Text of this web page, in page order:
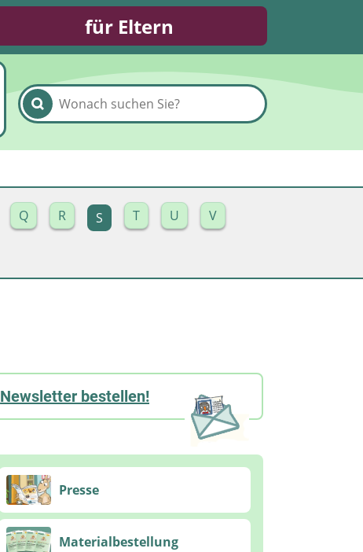
für Eltern
Q R S T U
V
Newsletter bestellen!
Presse
Materialbestellung